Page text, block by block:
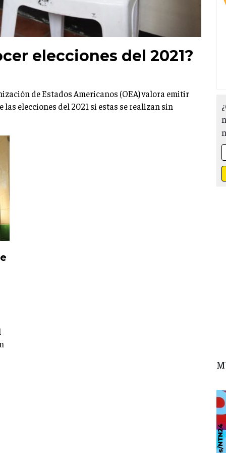
elecciones del 2021?
de Estados Americanos (OEA) valora emitir
elecciones del 2021 si estas se realizan sin